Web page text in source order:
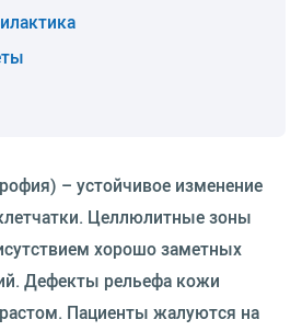
– устойчивое изменение
Целлюлитные зоны
хорошо заметных
Дефекты рельефа кожи
Пациенты жалуются на